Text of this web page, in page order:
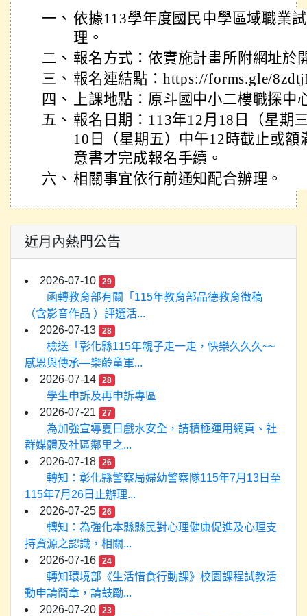
一、 依據113學年度國民中學區域職業
理。
二、 報名方式：依實施計畫所附網址於
三、 報名連結點：https://forms.gle/
四、
上課地點：原斗國中小二樓職探中
五、 報名日期：113年12月18日（星期
10日（星期五）中午12時截止或
意書才完成報名手續。
六、 相關事宜依行前通知配合辦理。
近月內熱門公告
2026-07-10 29
函轉教育部有關「115年教育部品德教育徵稿
（含影音作品 ）評選活...
2026-07-13
28
檢送「彰化縣115年親子走一走，快樂久久久~~
感恩與傳承—樂齡童軍...
2026-07-14
28
學生申訴及再申訴專區
2026-07-21
27
為加強宣導夏日戲水安全，請積極運用網頁、社
群媒體及社區鄰里之...
2026-07-18
26
轉知：彰化縣警察局婦幼警察隊115年7月13日至
115年7月26日止辦理...
2026-07-25
26
轉知：為強化本縣縣民對心理健康促進及心理支
持資源之認識，相關...
2026-07-16
24
轉知環境部《生活惜食行動課》校園課程試教活
動申請簡章，請鼓勵...
2026-07-20
23